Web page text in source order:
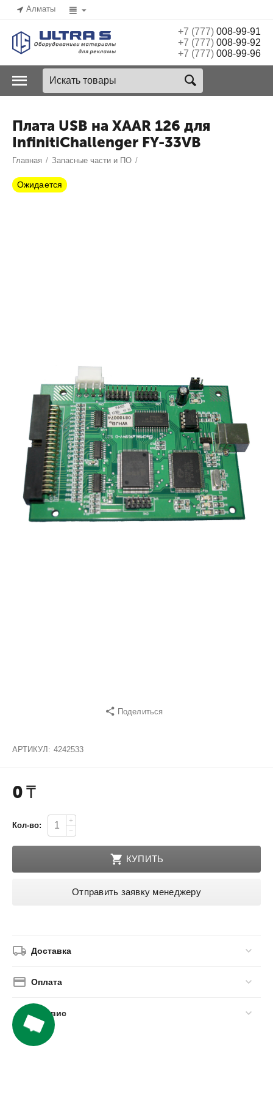
Алматы
+7 (777)008-99-91
+7 (777)008-99-92
+7 (777)008-99-96
Плата USB на XAAR 126 для
InfinitiChallenger FY-33VB
Главная / Запасные части и ПО /
Ожидается
Поделиться
АРТИКУЛ: 4242533
0₸
Кол-во:
+
−
КУПИТЬ
Отправить заявку менеджеру
Доставка
Оплата
Сервис